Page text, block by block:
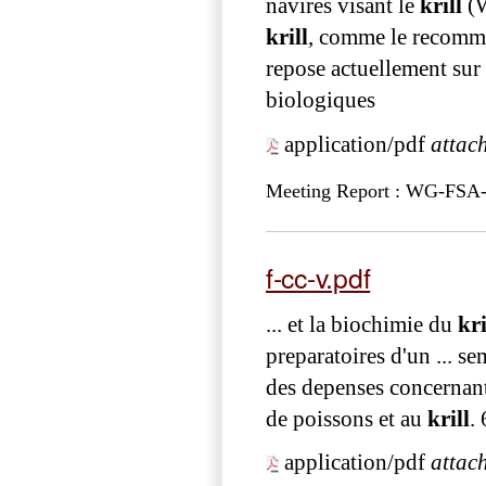
navires visant le krill
krill , comme le
repose actuellement
biologiques
application/pdf
Meeting Report : WG-
f-cc-v.pdf
... et la biochimie du
preparatoires d'un ...
des depenses
de poissons et au krill .
application/pdf